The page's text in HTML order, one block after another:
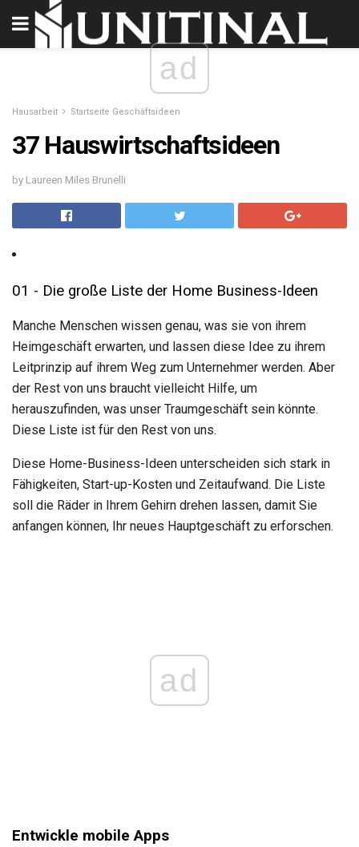
ad
Hausarbeit Startseite Geschäftsideen
37 Hauswirtschaftsideen
by Laureen Miles Brunelli
01 - Die große Liste der Home Business-Ideen
Manche Menschen wissen genau, was sie von ihrem
Heimgeschäft erwarten, und lassen diese Idee zu ihrem
Leitprinzip auf ihrem Weg zum Unternehmer werden. Aber
der Rest von uns braucht vielleicht Hilfe, um
herauszufinden, was unser Traumgeschäft sein könnte.
Diese Liste ist für den Rest von uns.
Diese Home-Business-Ideen unterscheiden sich stark in
Fähigkeiten, Start-up-Kosten und Zeitaufwand. Die Liste
soll die Räder in Ihrem Gehirn drehen lassen, damit Sie
anfangen können, Ihr neues Hauptgeschäft zu erforschen.
ad
Entwickle mobile Apps